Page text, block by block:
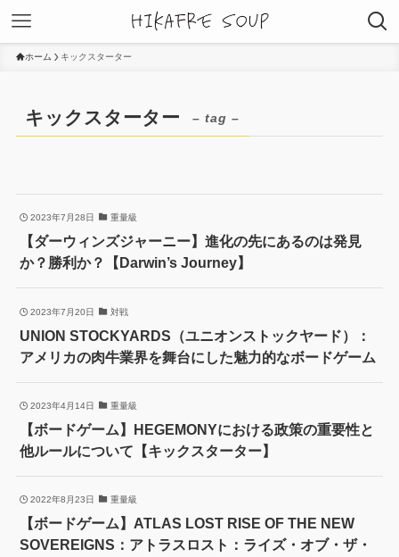
ホーム キックスターター
キックスターター – tag –
2023年7月28日 重量級
【ダーウィンズジャーニー】進化の先にあるのは発見
か？勝利か？【Darwin’s Journey】
2023年7月20日 対戦
UNION STOCKYARDS（ユニオンストックヤード）：
アメリカの肉牛業界を舞台にした魅力的なボードゲーム
2023年4月14日 重量級
【ボードゲーム】HEGEMONYにおける政策の重要性と
他ルールについて【キックスターター】
2022年8月23日 重量級
【ボードゲーム】ATLAS LOST RISE OF THE NEW
SOVEREIGNS：アトラスロスト：ライズ・オブ・ザ・